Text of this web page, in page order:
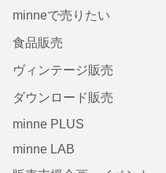
minneで売りたい
食品販売
ヴィンテージ販売
ダウンロード販売
minne PLUS
minne LAB